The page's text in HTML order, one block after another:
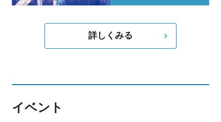
詳しくみる
イベント